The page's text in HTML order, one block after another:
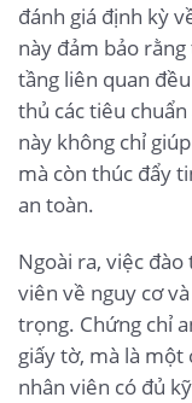
đánh giá định kỳ
này đảm bảo
tầng liên quan
thủ các tiêu
này không chỉ
mà còn thúc đẩy
an toàn.
Ngoài ra, việc
viên về nguy cơ
trọng. Chứng chỉ
giấy tờ, mà là một
nhân viên có đủ